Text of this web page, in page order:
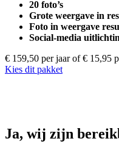
20 foto’s
Grote weergave in
Foto in weergave
Social-media
€ 159,50 per jaar of € 15,95
Kies dit pakket
Ja, wij zijn